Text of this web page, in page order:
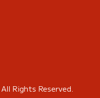
All Rights Reserved.